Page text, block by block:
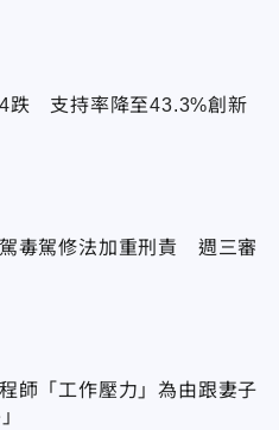
跌 支持率降至43.3%創新
毒駕修法加重刑責 週三審
師「工作壓力」為由跟妻子